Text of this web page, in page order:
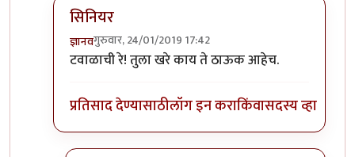
सिनियर
ज्ञानवगुरुवार, 24/01/2019 17:42
In reply toकोणाची करंगळी?byटवाळ कार्टा
टवाळाची रे! तुला खरे काय ते ठाऊक आहेच.
प्रतिसाद देण्यासाठीलॉग इन कराकिंवासदस्य व्हा